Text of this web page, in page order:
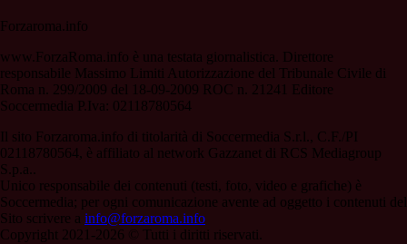
Forzaroma.info
www.ForzaRoma.info è una testata giornalistica. Direttore
responsabile Massimo Limiti Autorizzazione del Tribunale Civile di
Roma n. 299/2009 del 18-09-2009 ROC n. 21241 Editore
Soccermedia P.Iva: 02118780564
Il sito Forzaroma.info di titolarità di Soccermedia S.r.l., C.F./PI
02118780564, è affiliato al network Gazzanet di RCS Mediagroup
S.p.a..
Unico responsabile dei contenuti (testi, foto, video e grafiche) è
Soccermedia; per ogni comunicazione avente ad oggetto i contenuti del
Sito scrivere a info@forzaroma.info
Copyright 2021-2026 © Tutti i diritti riservati.